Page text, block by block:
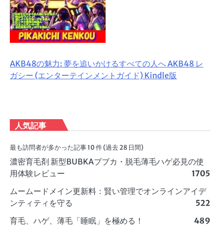
AKB48の魅力: 夢を追いかけるすべての人へ AKB48 レ
ガシー (エンターテインメントガイド) Kindle版
人気記事
最も訪問者が多かった記事 10 件 (過去 28 日間)
濃密育毛剤 新型BUBKAブブカ・脱毛薄毛ハゲ必見の使
用体験レビュー
1705
ムームードメイン更新料：賢い管理でオンラインアイデ
ンティティを守る
522
育毛、ハゲ、薄毛「睡眠」を極める！
489